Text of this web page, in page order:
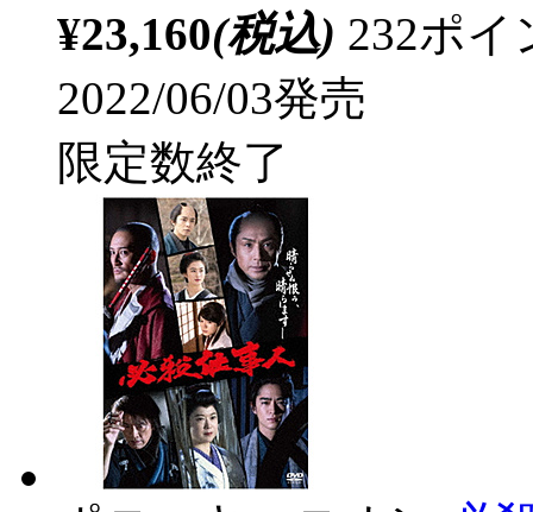
¥23,160(税込) 232ポ
2022/06/03発売
限定数終了